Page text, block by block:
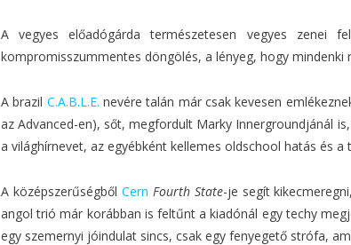
A vegyes előadógárda természetesen vegyes zenei
kompromisszummentes döngölés, a lényeg, hogy
A brazil C.A.B.L.E. nevére talán már csak kevesen
az Advanced-en), sőt, megfordult Marky Innergroundjánál
a világhírnevet, az egyébként kellemes oldschool hatás és
A középszerűségből Cern Fourth State-je segít
angol trió már korábban is feltűnt a kiadónál egy techy
egy szemernyi jóindulat sincs, csak egy fenyegető strófa,